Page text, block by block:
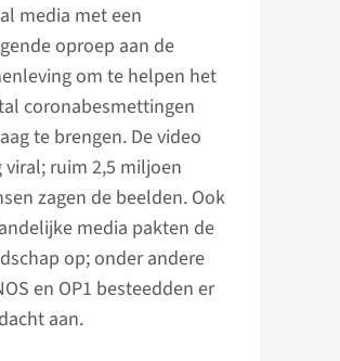
media met een
oproep aan de
om te helpen het
coronabesmettingen
te brengen. De video
viral; ruim 2,5 miljoen
zagen de beelden. Ook
media pakten de
op; onder andere
en OP1 besteedden er
aan.